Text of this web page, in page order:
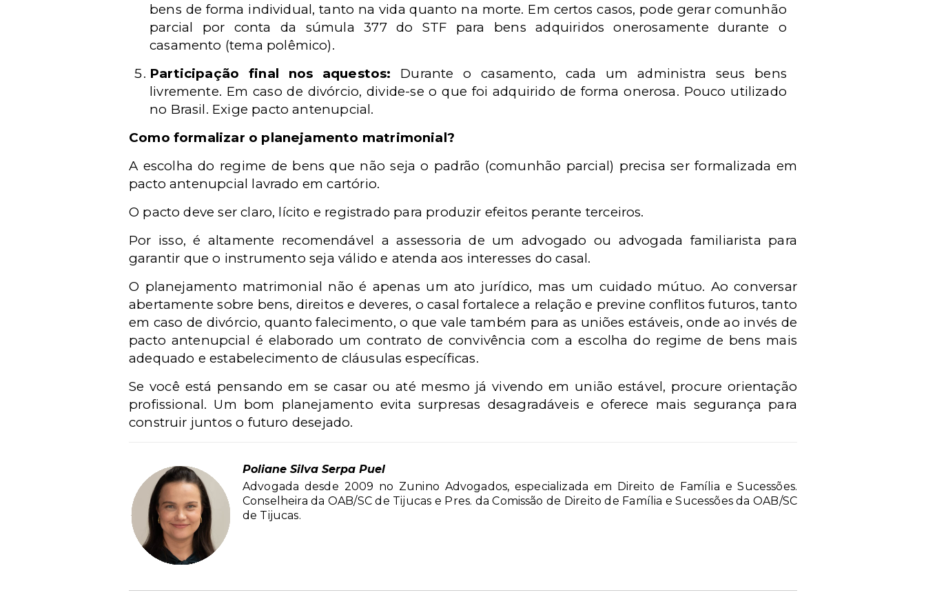
bens de forma individual, tanto na vida quanto na morte. Em certos casos, pode gerar comunhão
parcial por conta da súmula 377 do STF para bens adquiridos onerosamente durante o
casamento (tema polêmico).
Participação final nos aquestos: Durante o casamento, cada um administra seus bens
livremente. Em caso de divórcio, divide-se o que foi adquirido de forma onerosa. Pouco utilizado
no Brasil. Exige pacto antenupcial.
Como formalizar o planejamento matrimonial?
A escolha do regime de bens que não seja o padrão (comunhão parcial) precisa ser formalizada em
pacto antenupcial lavrado em cartório.
O pacto deve ser claro, lícito e registrado para produzir efeitos perante terceiros.
Por isso, é altamente recomendável a assessoria de um advogado ou advogada familiarista para
garantir que o instrumento seja válido e atenda aos interesses do casal.
O planejamento matrimonial não é apenas um ato jurídico, mas um cuidado mútuo. Ao conversar
abertamente sobre bens, direitos e deveres, o casal fortalece a relação e previne conflitos futuros, tanto
em caso de divórcio, quanto falecimento, o que vale também para as uniões estáveis, onde ao invés de
pacto antenupcial é elaborado um contrato de convivência com a escolha do regime de bens mais
adequado e estabelecimento de cláusulas específicas.
Se você está pensando em se casar ou até mesmo já vivendo em união estável, procure orientação
profissional. Um bom planejamento evita surpresas desagradáveis e oferece mais segurança para
construir juntos o futuro desejado.
Poliane Silva Serpa Puel
Advogada desde 2009 no Zunino Advogados, especializada em Direito de Família e Sucessões.
Conselheira da OAB/SC de Tijucas e Pres. da Comissão de Direito de Família e Sucessões da OAB/SC
de Tijucas.